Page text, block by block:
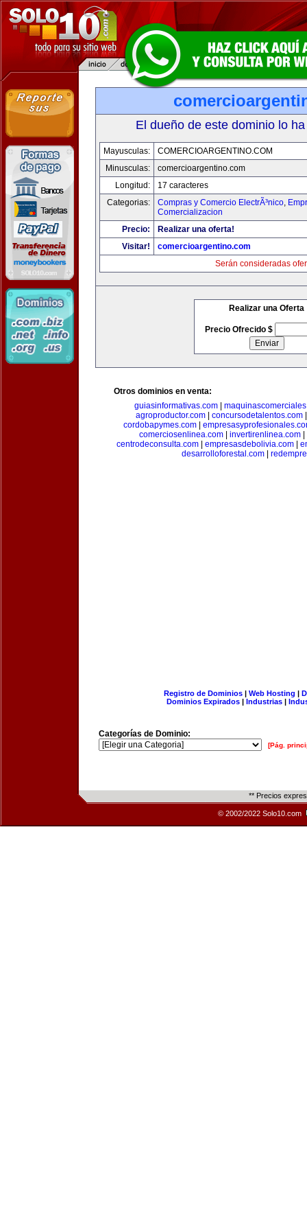
El dueño de este dominio lo
Mayusculas:
COMERCIOARGENTINO.COM
Minusculas:
comercioargentino.com
Longitud:
17 caracteres
Categorias:
Compras y Comercio ElectrÃ³nico,
Comercializacion
Precio:
Realizar una oferta!
Visitar!
comercioargentino.com
Serán consideradas
Realizar una Oferta
Precio Ofrecido $
Otros dominios en venta:
guiasinformativas.com
agroproductor.com
concursodetalentos.com
cordobapymes.com|
comerciosenlinea.com
invertirenlinea.com
centrodeconsulta.com
empresasdebolivia.com
desarrolloforestal.com
Registro de Dominios| Web Hosting |
Dominios Expirados | Industrias |
Categorías de Dominio:
[Pág.
** Precios
© 2002/2022 Solo10.com